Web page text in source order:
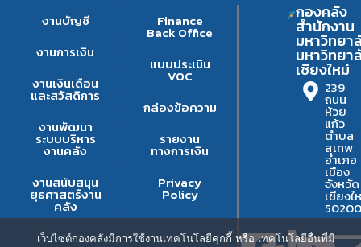
งานบัญชี
งานการเงิน
งานเงินเดือน
และสวัสดิการ
งานพัฒนา
ระบบบริหาร
งานคลัง
งานสนับสนุน
ยุธศาสตร์งาน
คลัง
Finance
Back Office
แบบประเมิน
VOC
กล่องข้อความ
รายงาน
ทางการเงิน
Privacy
Policy
กองคลัง
สำนักงาน
มหาวิทยา
มหาวิทยา
เชียงใหม่
239
ถนน
ห้วย
แก้ว
ตำบล
สุเทพ
อำเภอ
เมือง
จังหวัด
เชียงใ
50200
เว็บไซต์กองคลังมีการใช้งานเทคโนโลยีคุกกี้ หรือ เทคโนโลยีอื่นที่มี